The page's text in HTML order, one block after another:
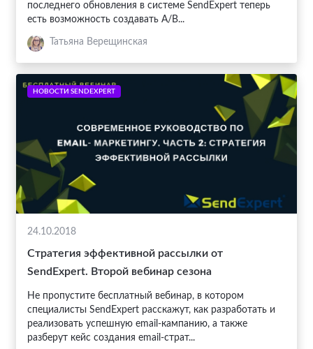
последнего обновления в системе SendExpert теперь
есть возможность создавать A/B...
Татьяна Верещинская
НОВОСТИ SENDEXPERT
24.10.2018
Стратегия эффективной рассылки от
SendExpert. Второй вебинар сезона
Не пропустите бесплатный вебинар, в котором
специалисты SendExpert расскажут, как разработать и
реализовать успешную email-кампанию, а также
разберут кейс создания email-страт...